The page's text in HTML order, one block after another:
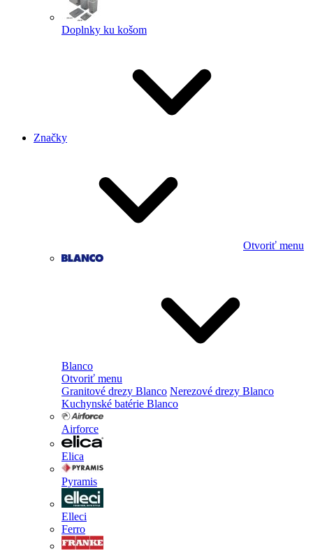
Doplnky ku košom
Značky
Otvoriť menu
Blanco
Otvoriť menu
Granitové drezy Blanco Nerezové drezy Blanco
Kuchynské batérie Blanco
Airforce
Elica
Pyramis
Elleci
Ferro